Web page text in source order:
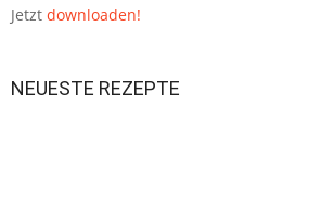
Jetzt downloaden!
NEUESTE REZEPTE